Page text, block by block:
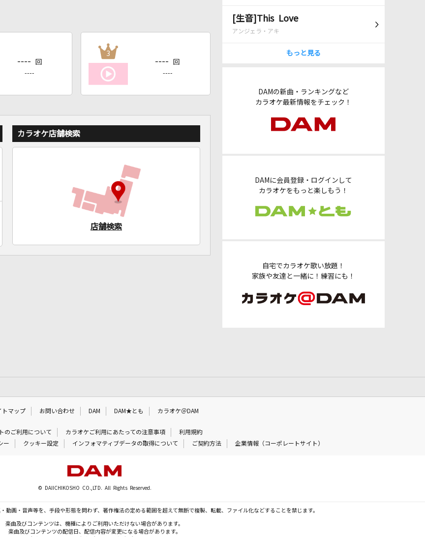
[生音]This Love
アンジェラ・アキ
もっと見る
DAMの新曲・ランキングなど
カラオケ最新情報をチェック！
DAMに会員登録・ログインして
カラオケをもっと楽しもう！
自宅でカラオケ歌い放題！
家族や友達と一緒に！練習にも！
---- 回
----
3
---- 回
----
カラオケ店舗検索
店舗検索
トマップ お問い合わせ DAM DAM★とも カラオケ＠DAM
のご利用について カラオケご利用にあたっての注意事項
利用規約
ー クッキー設定 インフォマティブデータの取得について ご契約方法 企業情報（コーポレートサイト）
© DAIICHIKOSHO CO.,LTD. All Rights Reserved.
動画・音声等を、手段や形態を問わず、著作権法の定める範囲を超えて無断で複製、転載、ファイル化などすることを禁じます。
楽曲及びコンテンツは、機種によりご利用いただけない場合があります。
楽曲及びコンテンツの配信日、配信内容が変更になる場合があります。